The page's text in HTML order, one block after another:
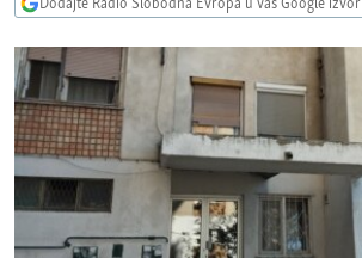
VIDEO
FOTOGALERIJE
INFOGRAFIKE
PODCASTI
RAT U UKRAJINI
KINA NA BALKANU
RSE PRIČE IZ SVIJETA
ISPRIČAJ MI
DNEVNO@RSE
Dodajte Radio Slobodna Evropa u vaš Google izvor